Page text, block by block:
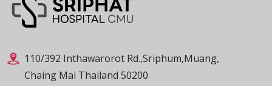
110/392 Inthawarorot Rd.,Sriphum,Muang,
Chaing Mai Thailand 50200